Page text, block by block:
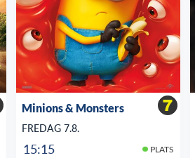
Minions & Monsters
FREDAG 7.8.
15:15 PLATS